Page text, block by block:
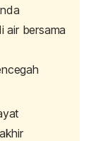
air bersama